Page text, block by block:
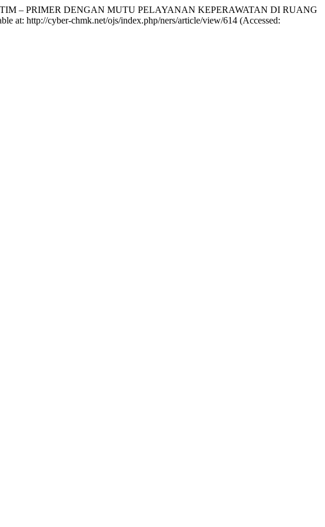
– PRIMER DENGAN MUTU PELAYANAN KEPERAWATAN DI RUANG
at: http://cyber-chmk.net/ojs/index.php/ners/article/view/614 (Accessed: